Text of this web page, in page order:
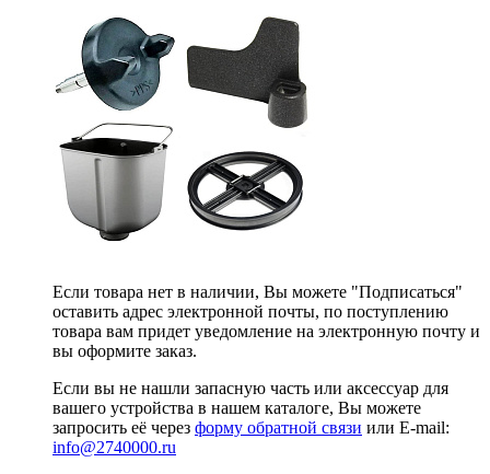
Если товара нет в наличии, Вы можете "Подписаться"
оставить адрес электронной почты, по поступлению
товара вам придет уведомление на электронную почту и
вы оформите заказ.
Если вы не нашли запасную часть или аксессуар для
вашего устройства в нашем каталоге, Вы можете
запросить её через форму обратной связи или E-mail:
info@2740000.ru